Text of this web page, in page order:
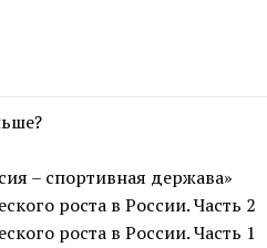
– спортивная держава»
роста в России. Часть 2
роста в России. Часть 1